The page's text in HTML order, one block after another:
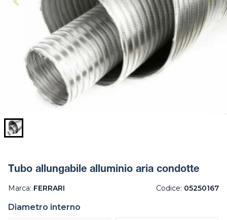
Tubo allungabile alluminio aria condotte
Marca: FERRARI Codice: 05250167
Diametro interno